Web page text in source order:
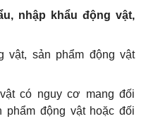
nhập khẩu động vật,
vật, sản phẩm động vật
có nguy cơ mang đối
phẩm động vật hoặc đối